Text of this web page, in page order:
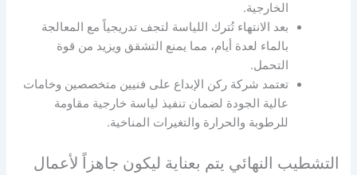
الخارجية.
بعد الانتهاء تُترك اللياسة لتجف تدريجياً مع المعالجة
بالماء لعدة أيام، مما يمنع التشقق ويزيد من قوة
التحمل.
تعتمد شركة ركن الإبداع على فنيين متخصصين وخامات
عالية الجودة لضمان تنفيذ لياسة خارجية مقاومة
للرطوبة والحرارة والتغيرات المناخية.
التشطيب النهائي يتم بعناية ليكون جاهزاً لأعمال